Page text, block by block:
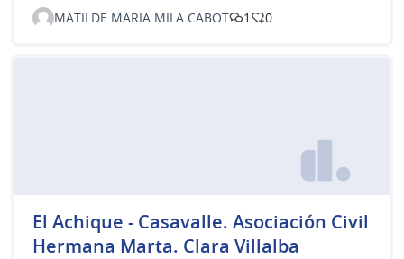
MATILDE MARIA MILA CABOT 1 0
El Achique - Casavalle. Asociación Civil
Hermana Marta. Clara Villalba